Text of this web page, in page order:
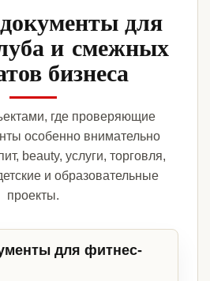
для
и смежных
бизнеса
где проверяющие
особенно внимательно
beauty, услуги, торговля,
и образовательные
проекты.
для фитнес-